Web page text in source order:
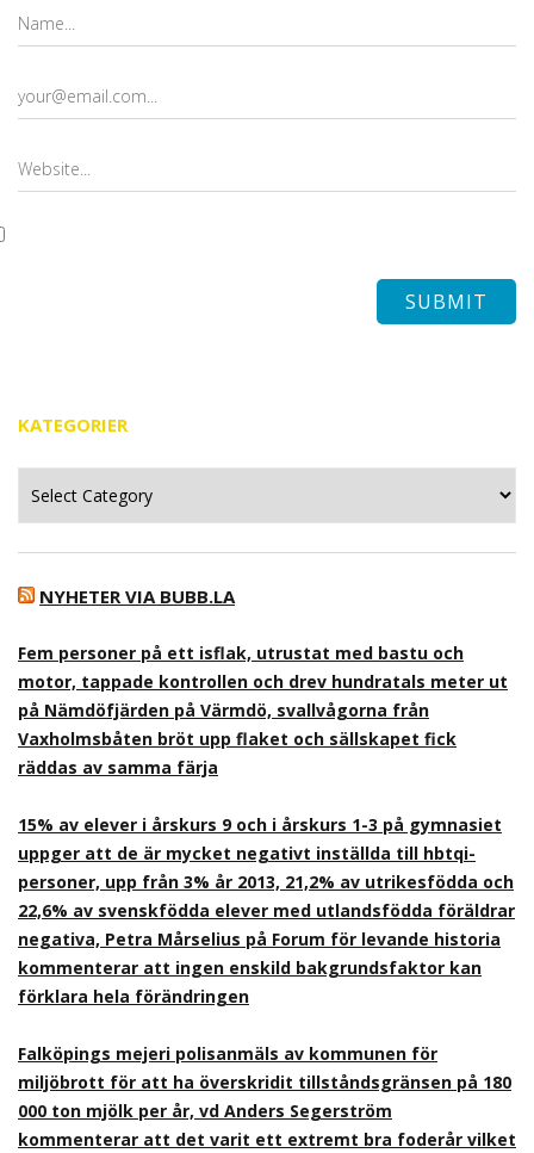
KATEGORIER
NYHETER VIA BUBB.LA
Fem personer på ett isflak, utrustat med bastu och
motor, tappade kontrollen och drev hundratals meter ut
på Nämdöfjärden på Värmdö, svallvågorna från
Vaxholmsbåten bröt upp flaket och sällskapet fick
räddas av samma färja
15% av elever i årskurs 9 och i årskurs 1-3 på gymnasiet
uppger att de är mycket negativt inställda till hbtqi-
personer, upp från 3% år 2013, 21,2% av utrikesfödda och
22,6% av svenskfödda elever med utlandsfödda föräldrar
negativa, Petra Mårselius på Forum för levande historia
kommenterar att ingen enskild bakgrundsfaktor kan
förklara hela förändringen
Falköpings mejeri polisanmäls av kommunen för
miljöbrott för att ha överskridit tillståndsgränsen på 180
000 ton mjölk per år, vd Anders Segerström
kommenterar att det varit ett extremt bra foderår vilket